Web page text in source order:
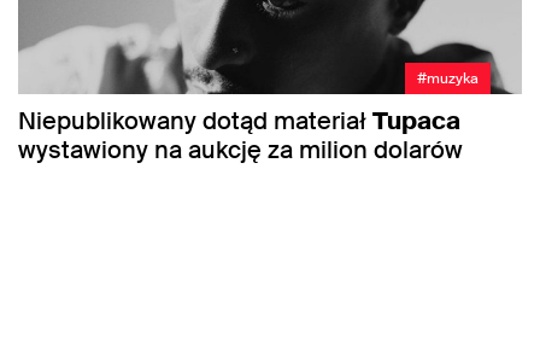
#muzyka
Niepublikowany dotąd materiałTupaca
wystawiony na aukcję za milion dolarów